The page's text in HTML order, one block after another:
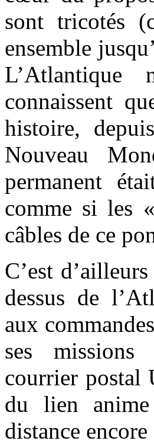
sont tricotés
ensemble
connaissent
histoire,
Nouveau
permanent
comme si les
câbles de ce
C’est
dessus de
aux
ses missions
courrier postal
du lien
distance